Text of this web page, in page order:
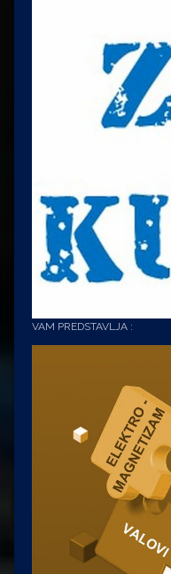
VAM PREDSTAVLJA :